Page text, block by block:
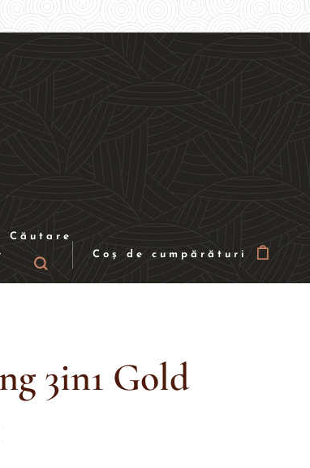
Căutare
Coș de cumpărături
3in1 Gold